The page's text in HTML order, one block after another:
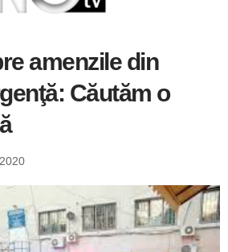
amenzile din
Căutăm o